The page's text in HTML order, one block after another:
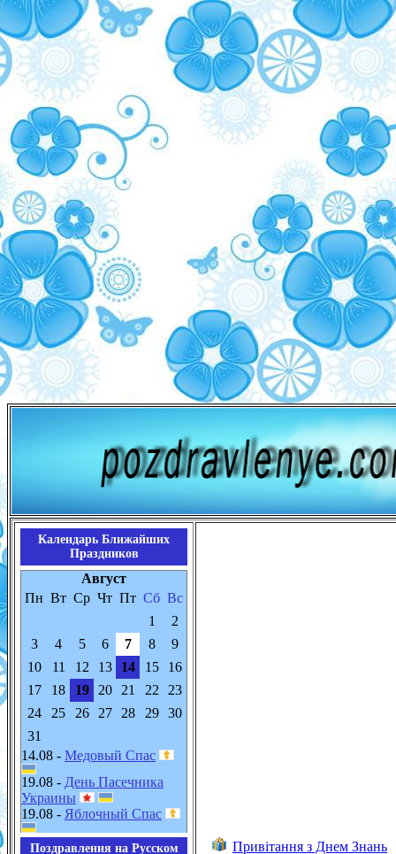
Календарь Ближайших
Праздников
Август
Пн Вт Ср Чт Пт Сб Вс
1
2
3
4 5 6 7 8
9
10
11 12 13 14 15
16
17
18 19 20 21 22
23
24
25 26 27 28 29
30
31
14.08 - Медовый Спас
19.08 - День Пасечника
Украины
19.08 - Яблочный Спас
Поздравления на Русском
Привітання з Днем Знань